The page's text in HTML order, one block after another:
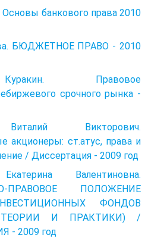
банкового права 2010
БЮДЖЕТНОЕ ПРАВО - 2010
Правовое
срочного рынка -
Викторович.
акционеры: ст.атус, права и
/ Диссертация - 2009 год
Валентиновна.
ПРАВОВОЕ ПОЛОЖЕНИЕ
ФОНДОВ
И ПРАКТИКИ) /
- 2009 год